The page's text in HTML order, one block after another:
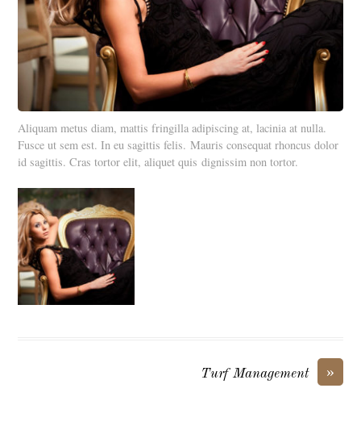
Aliquam metus diam, mattis fringilla adipiscing at, lacinia at nulla.
Fusce ut sem est. In eu sagittis felis. Mauris consequat rhoncus dolor
id sagittis. Cras tortor elit, aliquet quis dignissim non tortor.
»
Turf Management